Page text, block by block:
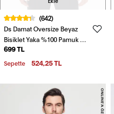
(642)
Ds Damat Oversize Beyaz
Bisiklet Yaka %100 Pamuk T-
Shirt
699 TL
Sepette 524,25 TL